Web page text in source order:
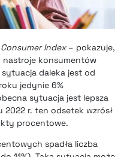
Index– pokazuje,
konsumentów
daleka jest od
jedynie 6%
sytuacja jest lepsza
2022 r. ten odsetek wzrósł
procentowe.
spadła liczba